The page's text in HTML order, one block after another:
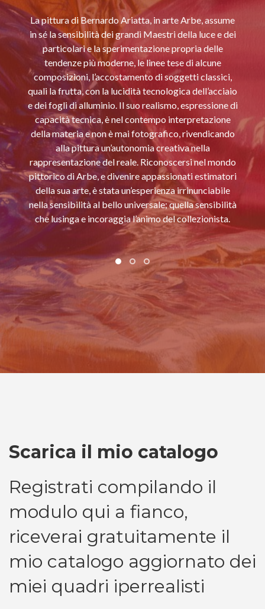
La pittura di Bernardo Ariatta, in arte Arbe, assume
in sé la sensibilità dei grandi Maestri della luce e dei
particolari e la sperimentazione propria delle
tendenze più moderne, le linee tese di alcune
composizioni, l’accostamento di soggetti classici,
quali la frutta, con la lucidità tecnologica dell’acciaio
e dei fogli di alluminio. Il suo realismo, espressione di
capacità tecnica, è nel contempo interpretazione
della materia e non è mai fotografico, rivendicando
alla pittura un’autonomia creativa nella
rappresentazione del reale. Riconoscersi nel mondo
pittorico di Arbe, e divenire appassionati estimatori
della sua arte, è stata un’esperienza irrinunciabile
nella sensibilità al bello universale; quella sensibilità
che lusinga e incoraggia l’animo del collezionista.
Scarica il mio catalogo
Registrati compilando il
modulo qui a fianco,
riceverai gratuitamente il
mio catalogo aggiornato dei
miei quadri iperrealisti